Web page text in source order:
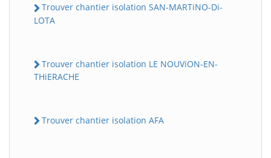
Trouver chantier isolation SAN-MARTiNO-Di-
LOTA
Trouver chantier isolation LE NOUViON-EN-
THiERACHE
Trouver chantier isolation AFA